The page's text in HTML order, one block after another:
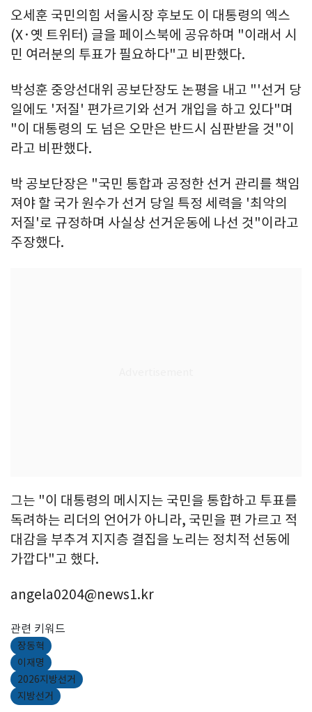
오세훈 국민의힘 서울시장 후보도 이 대통령의 엑스
(X·옛 트위터) 글을 페이스북에 공유하며 "이래서 시
민 여러분의 투표가 필요하다"고 비판했다.
박성훈 중앙선대위 공보단장도 논평을 내고 "'선거 당
일에도 '저질' 편가르기와 선거 개입을 하고 있다"며
"이 대통령의 도 넘은 오만은 반드시 심판받을 것"이
라고 비판했다.
박 공보단장은 "국민 통합과 공정한 선거 관리를 책임
져야 할 국가 원수가 선거 당일 특정 세력을 '최악의
저질'로 규정하며 사실상 선거운동에 나선 것"이라고
주장했다.
그는 "이 대통령의 메시지는 국민을 통합하고 투표를
독려하는 리더의 언어가 아니라, 국민을 편 가르고 적
대감을 부추겨 지지층 결집을 노리는 정치적 선동에
가깝다"고 했다.
angela0204@news1.kr
관련 키워드
장동혁
이재명
2026지방선거
지방선거